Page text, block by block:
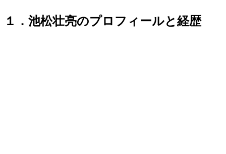
１．池松壮亮のプロフィールと経歴